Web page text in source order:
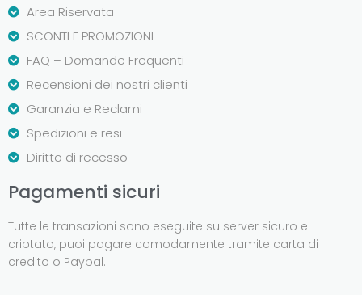
Area Riservata
SCONTI E PROMOZIONI
FAQ – Domande Frequenti
Recensioni dei nostri clienti
Garanzia e Reclami
Spedizioni e resi
Diritto di recesso
Pagamenti sicuri
Tutte le transazioni sono eseguite su server sicuro e
criptato, puoi pagare comodamente tramite carta di
credito o Paypal.